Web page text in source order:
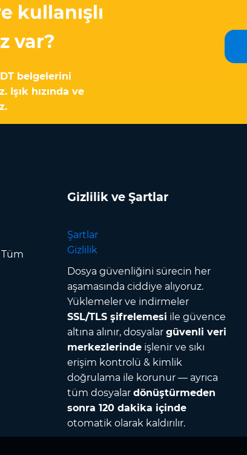
kullanışlı
var?
belgelerini
hızında ve
Gizlilik ve Şartlar
Şartlar
Gizlilik
Dosya güvenliğini sürecin her
aşamasında ciddiye alıyoruz.
Yüklemeler ve indirmeler
SSL/TLS şifrelemesi ile güvence
altına alınır, dosyalar güvenli veri
merkezlerindeişlenir ve sıkı
erişim kontrolü & kimlik
doğrulama ile korunur — ayrıca
tüm dosyalar dönüştürmeden
sonra 120 dakika içinde
otomatik olarak kaldırılır.